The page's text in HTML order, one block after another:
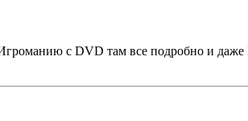
с DVD там все подробно и